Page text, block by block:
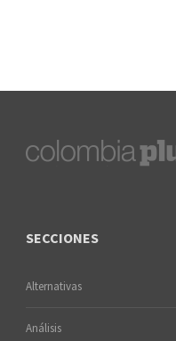
SECCIONES
Alternativas
Análisis